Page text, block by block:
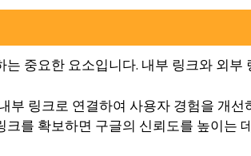
중요한 요소입니다. 내부 링크와 외부
부 링크로 연결하여 사용자 경험을 개
를 확보하면 구글의 신뢰도를 높이는